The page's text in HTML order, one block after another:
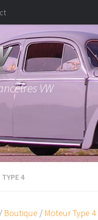
VW
TYPE 4
/ Boutique / Moteur Type 4